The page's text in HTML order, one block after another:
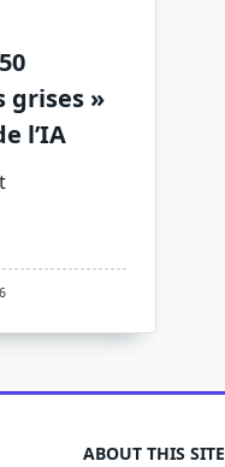
grises »
l’IA
ABOUT THIS SITE